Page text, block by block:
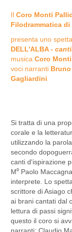
Il Coro Monti
Filodrammatica di
presenta uno
DELL'ALBA -
musica Coro
voci narranti Bruno
Gagliardini
Si tratta di una
corale e la
utilizzando la
secondo
canti d'ispirazione
M⁰ Paolo
interprete. Lo
scrittore di Asiago
ai brani cantati dal
lettura di passi
questo il coro si